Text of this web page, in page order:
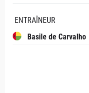
ENTRAÎNEUR
Basile de Carvalho